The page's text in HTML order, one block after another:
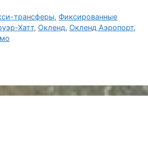
трансферы, Фиксированные
Хатт, Окленд, Окленд Аэропорт,